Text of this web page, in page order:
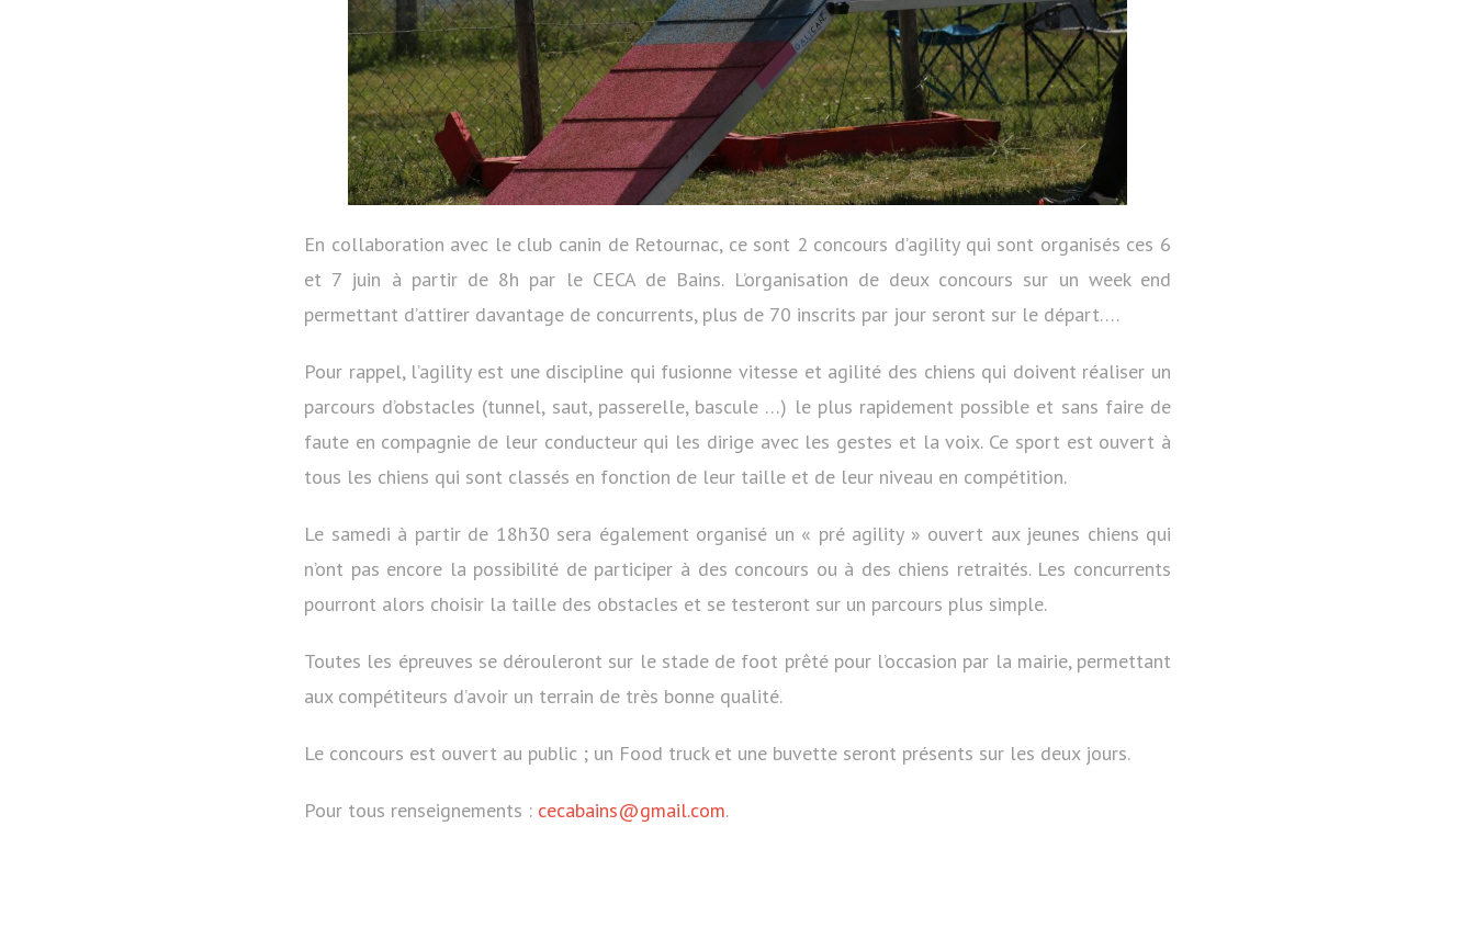
En collaboration avec le club canin de Retournac, ce sont 2 concours d’agility qui sont organisés ces 6
et 7 juin à partir de 8h par le CECA de Bains. L’organisation de deux concours sur un week end
permettant d’attirer davantage de concurrents, plus de 70 inscrits par jour seront sur le départ….
Pour rappel, l’agility est une discipline qui fusionne vitesse et agilité des chiens qui doivent réaliser un
parcours d’obstacles (tunnel, saut, passerelle, bascule …) le plus rapidement possible et sans faire de
faute en compagnie de leur conducteur qui les dirige avec les gestes et la voix. Ce sport est ouvert à
tous les chiens qui sont classés en fonction de leur taille et de leur niveau en compétition.
Le samedi à partir de 18h30 sera également organisé un « pré agility » ouvert aux jeunes chiens qui
n’ont pas encore la possibilité de participer à des concours ou à des chiens retraités. Les concurrents
pourront alors choisir la taille des obstacles et se testeront sur un parcours plus simple.
Toutes les épreuves se dérouleront sur le stade de foot prêté pour l’occasion par la mairie, permettant
aux compétiteurs d’avoir un terrain de très bonne qualité.
Le concours est ouvert au public ; un Food truck et une buvette seront présents sur les deux jours.
Pour tous renseignements : cecabains@gmail.com.